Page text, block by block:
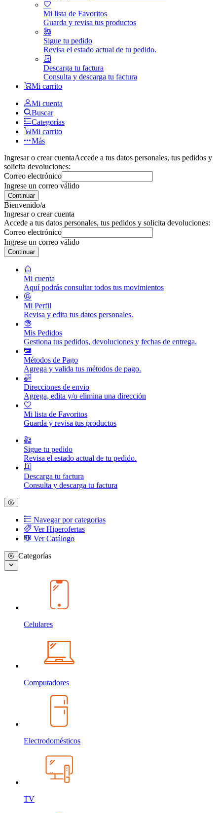
Mi lista de Favoritos
Guarda y revisa tus productos
Sigue tu pedido
Revisa el estado actual de tu pedido.
Descarga tu factura
Consulta y descarga tu factura
Mi carrito
Mi cuenta
Buscar
Categorías
Mi carrito
Más
Ingresar o crear cuentaAccede a tus datos personales, tus pedidos y
solicita devoluciones:
Correo electrónico
Ingrese un correo válido
Continuar
Bienvenido/a
Ingresar o crear cuenta
Accede a tus datos personales, tus pedidos y solicita devoluciones:
Correo electrónico
Ingrese un correo válido
Continuar
Mi cuenta
Aquí podrás consultar todos tus movimientos
Mi Perfil
Revisa y edita tus datos personales.
Mis Pedidos
Gestiona tus pedidos, devoluciones y fechas de entrega.
Métodos de Pago
Agrega y valida tus métodos de pago.
Direcciones de envio
Agrega, edita y/o elimina una dirección
Mi lista de Favoritos
Guarda y revisa tus productos
Sigue tu pedido
Revisa el estado actual de tu pedido.
Descarga tu factura
Consulta y descarga tu factura
Navegar por categorias
Ver Hiperofertas
Ver Catálogo
Categorías
Celulares
Computadores
Electrodomésticos
TV